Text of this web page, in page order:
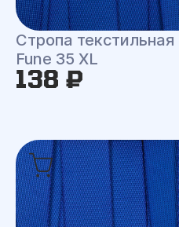
Стропа текстильная
Fune 35 XL
138 ₽